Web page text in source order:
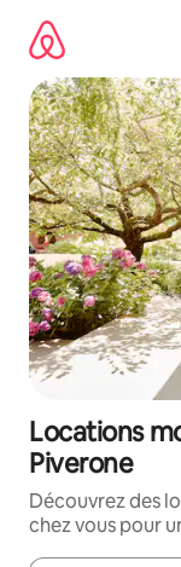
directement
contenu
Locations
Piverone
Découvrez des
chez vous pour